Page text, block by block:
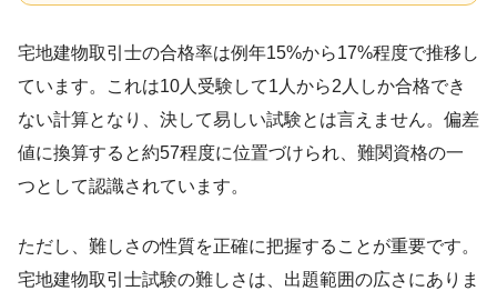
宅地建物取引士の合格率は例年15%から17%程度で推移し
ています。これは10人受験して1人から2人しか合格でき
ない計算となり、決して易しい試験とは言えません。偏差
値に換算すると約57程度に位置づけられ、難関資格の一
つとして認識されています。
ただし、難しさの性質を正確に把握することが重要です。
宅地建物取引士試験の難しさは、出題範囲の広さにありま